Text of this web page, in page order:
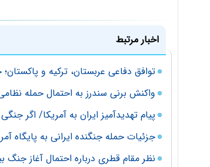
اخبار مرتبط
توافق دفاعی عربستان، ترکیه و
واکنش برنی سندرز به احتمال حمله
پیام تهدیدآمیز ایران به آمریکا/ اگر جنگی
جزئیات حمله جنگنده ایرانی به پایگاه
نظر مقام قطری درباره احتمال آغاز جنگ